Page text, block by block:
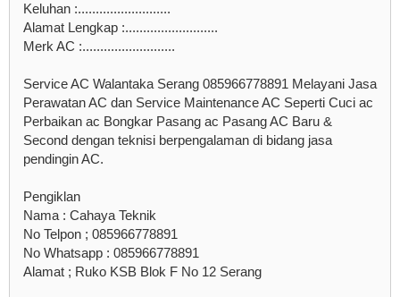
Keluhan :..........................
Alamat Lengkap :..........................
Merk AC :..........................
Service AC Walantaka Serang 085966778891 Melayani Jasa
Perawatan AC dan Service Maintenance AC Seperti Cuci ac
Perbaikan ac Bongkar Pasang ac Pasang AC Baru &
Second dengan teknisi berpengalaman di bidang jasa
pendingin AC.
Pengiklan
Nama : Cahaya Teknik
No Telpon ; 085966778891
No Whatsapp : 085966778891
Alamat ; Ruko KSB Blok F No 12 Serang